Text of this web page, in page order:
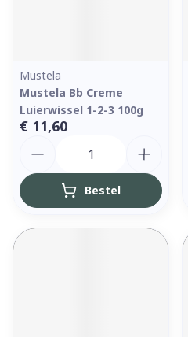
Mustela
Mustela Bb Creme
Luierwissel 1-2-3 100g
€ 11,60
Bestel